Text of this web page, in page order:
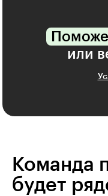
или
Команда
будет